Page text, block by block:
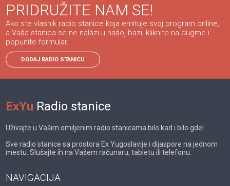
PRIDRUŽITE NAM SE!
Ako ste vlasnik radio stanice koja emituje svoj program online,
a Vaša stanica se ne nalazi u našoj bazi, kliknite na dugme i
popunite formular.
DODAJ RADIO STANICU
ExYu Radio stanice
Uživajte u Vašim omiljenim radio stanicama bilo kad i bilo gde!
Sve radio stanice sa prostora Ex Yugoslavije i dijaspore na jednom
mestu. Slušajte ih na Vašem računaru, tabletu ili telefonu.
NAVIGACIJA